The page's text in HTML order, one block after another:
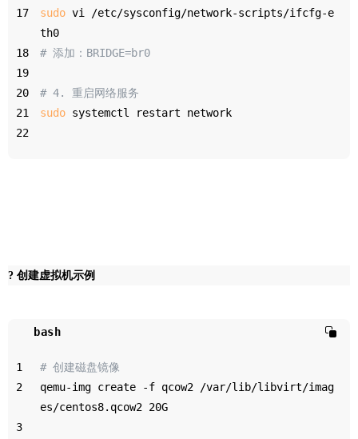
17
sudo vi /etc/sysconfig/network-scripts/ifcfg-e
th0
18
# 添加：BRIDGE=br0
19
20
# 4. 重启网络服务
21
sudo systemctl restart network
22
? 创建虚拟机示例
bash
1
# 创建磁盘镜像
2
qemu-img create -f qcow2 /var/lib/libvirt/imag
es/centos8.qcow2 20G
3